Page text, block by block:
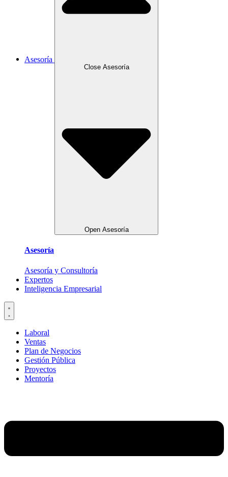
Asesoría
Close Asesoría
Open Asesoría
Asesoría
Asesoría y Consultoría
Expertos
Inteligencia Empresarial
Laboral
Ventas
Plan de Negocios
Gestión Pública
Proyectos
Mentoría